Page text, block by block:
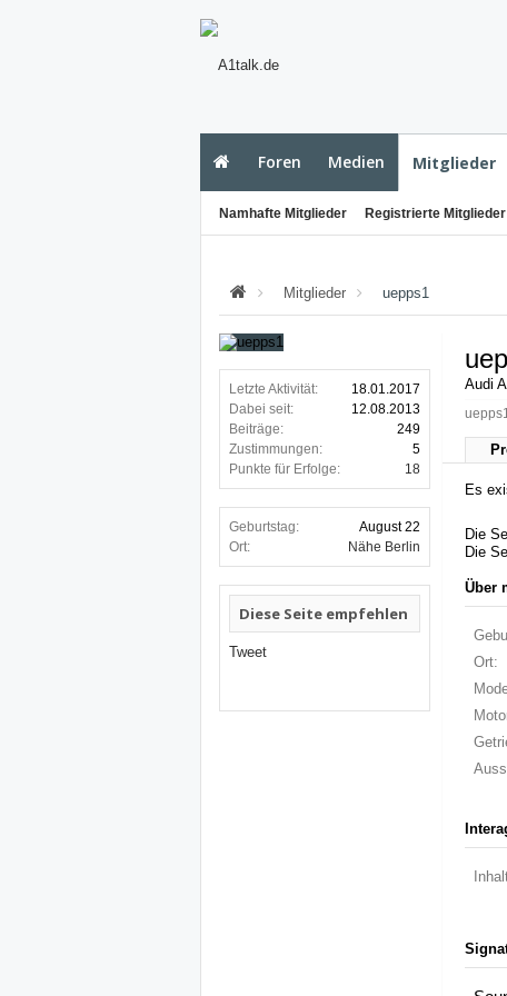
Foren Medien Mitglieder
Namhafte Mitglieder Registrierte Mitglieder
Mitglieder uepps1
Letzte Aktivität:
18.01.2017
Dabei seit:
12.08.2013
Beiträge:
249
Zustimmungen:
5
Punkte für Erfolge:
18
Geburtstag:
August 22
Ort:
Nähe Berlin
Diese Seite empfehlen
Tweet
Audi
Es
Die
Die
Über
Ort: